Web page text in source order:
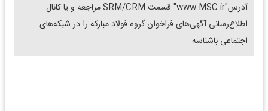
آدرس"www.MSC.ir" قسمت SRM/CRM مراجعه و یا کانال
اطلاع‌رسانی آگهی‌های فراخوان گروه فولاد مبارکه را در شبکه‌های
اجتماعی باشناسه